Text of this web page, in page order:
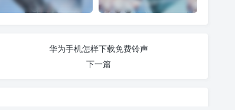
华为手机怎样下载免费铃声
下一篇